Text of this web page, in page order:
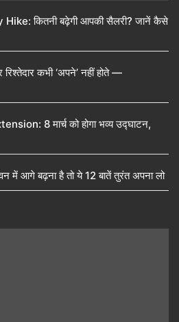
कितनी बढ़ेगी आपकी सैलरी? जानें कैसे
कभी ‘अपने’ नहीं होते —
8 मार्च को होगा भव्य उद्घाटन,
आगे बढ़ना है तो ये 12 बातें तुरंत अपना लो